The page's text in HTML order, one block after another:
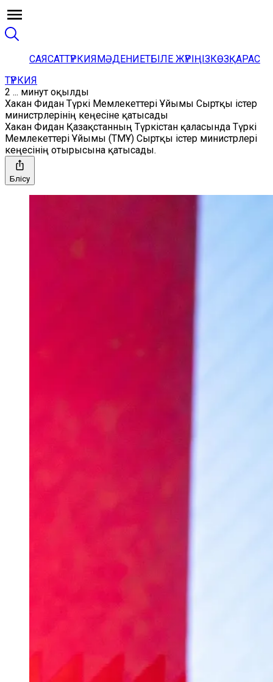
САЯСАТТҮРКИЯМӘДЕНИЕТБІЛЕ ЖҮРІҢІЗКӨЗҚАРАС
ТҮРКИЯ
2 ... минут оқылды
Хакан Фидан Түркі Мемлекеттері Ұйымы Сыртқы істер
министрлерінің кеңесіне қатысады
Хакан Фидан Қазақстанның Түркістан қаласында Түркі
Мемлекеттері Ұйымы (ТМҰ) Сыртқы істер министрлері
кеңесінің отырысына қатысады.
Бөлісу